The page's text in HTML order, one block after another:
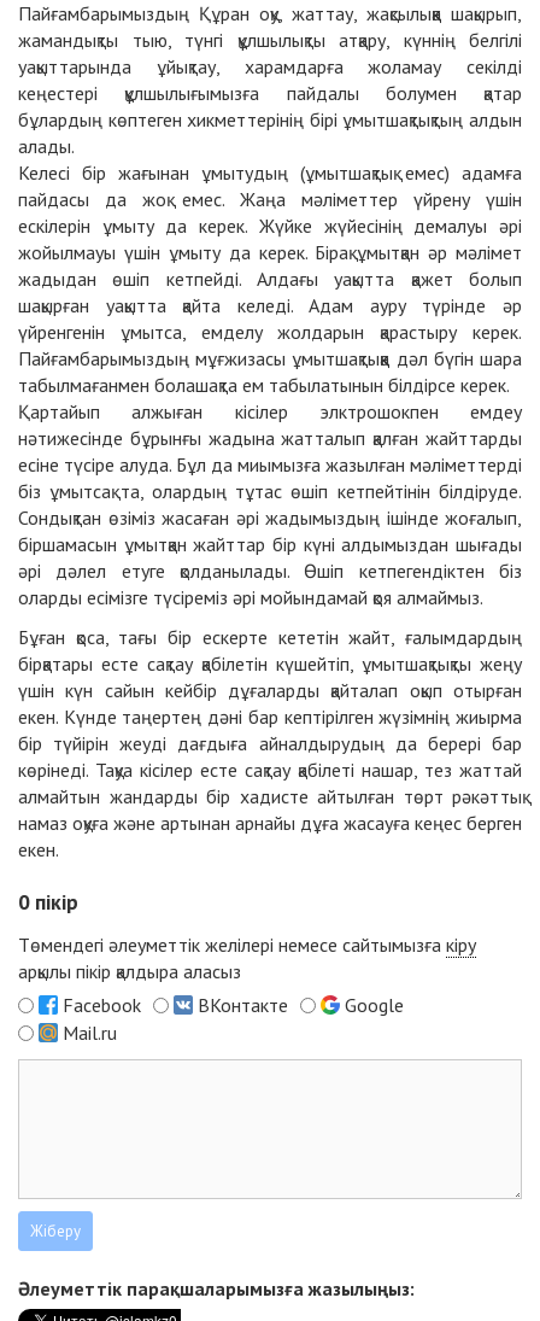
Пайғамбарымыздың Құран оқу, жаттау, жақсылыққа шақырып,
жамандықты тыю, түнгі құлшылықты атқару, күннің белгілі
уақыттарында ұйықтау, харамдарға жоламау секілді
кеңестері құлшылығымызға пайдалы болумен қатар
бұлардың көптеген хикметтерінің бірі ұмытшақтықтың алдын
алады.
Келесі бір жағынан ұмытудың (ұмытшақтық емес) адамға
пайдасы да жоқ емес. Жаңа мәліметтер үйрену үшін
ескілерін ұмыту да керек. Жүйке жүйесінің демалуы әрі
жойылмауы үшін ұмыту да керек. Бірақ ұмытқан әр мәлімет
жадыдан өшіп кетпейді. Алдағы уақытта қажет болып
шақырған уақытта қайта келеді. Адам ауру түрінде әр
үйренгенін ұмытса, емделу жолдарын қарастыру керек.
Пайғамбарымыздың мұғжизасы ұмытшақтыққа дәл бүгін шара
табылмағанмен болашақта ем табылатынын білдірсе керек.
Қартайып алжыған кісілер элктрошокпен емдеу
нәтижесінде бұрынғы жадына жатталып қалған жайттарды
есіне түсіре алуда. Бұл да миымызға жазылған мәліметтерді
біз ұмытсақ та, олардың тұтас өшіп кетпейтінін білдіруде.
Сондықтан өзіміз жасаған әрі жадымыздың ішінде жоғалып,
біршамасын ұмытқан жайттар бір күні алдымыздан шығады
әрі дәлел етуге қолданылады. Өшіп кетпегендіктен біз
оларды есімізге түсіреміз әрі мойындамай қоя алмаймыз.
Бұған қоса, тағы бір ескерте кететін жайт, ғалымдардың
бірқатары есте сақтау қабілетін күшейтіп, ұмытшақтықты жеңу
үшін күн сайын кейбір дұғаларды қайталап оқып отырған
екен. Күнде таңертең дәні бар кептірілген жүзімнің жиырма
бір түйірін жеуді дағдыға айналдырудың да берері бар
көрінеді. Тақуа кісілер есте сақтау қабілеті нашар, тез жаттай
алмайтын жандарды бір хадисте айтылған төрт рәкәттық
намаз оқуға және артынан арнайы дұға жасауға кеңес берген
екен.
0 пікір
Төмендегі әлеуметтік желілері немесе сайтымызға кіру
арқылы пікір қалдыра аласыз
Facebook
ВКонтакте
Google
Mail.ru
Әлеуметтік парақшаларымызға жазылыңыз: